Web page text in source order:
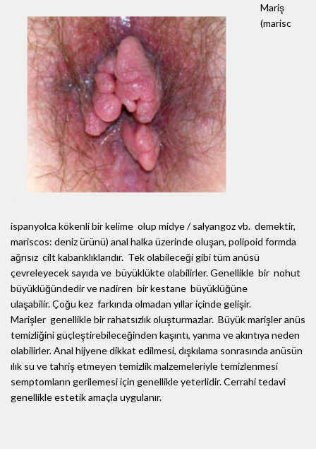
Mariş
(marisc
ispanyolca kökenli bir kelime olup midye / salyangoz vb. demektir,
mariscos: deniz ürünü) anal halka üzerinde oluşan, polipoid formda
ağrısız cilt kabarıklıklarıdır. Tek olabileceği gibi tüm anüsü
çevreleyecek sayıda ve büyüklükte olabilirler. Genellikle bir nohut
büyüklüğündedir ve nadiren bir kestane büyüklüğüne
ulaşabilir. Çoğu kez farkında olmadan yıllar içinde gelişir.
Marişler genellikle bir rahatsızlık oluşturmazlar. Büyük marişler anüs
temizliğini güçleştirebileceğinden kaşıntı, yanma ve akıntıya neden
olabilirler. Anal hijyene dikkat edilmesi, dışkılama sonrasında anüsün
ılık su ve tahriş etmeyen temizlik malzemeleriyle temizlenmesi
semptomların gerilemesi için genellikle yeterlidir. Cerrahi tedavi
genellikle estetik amaçla uygulanır.